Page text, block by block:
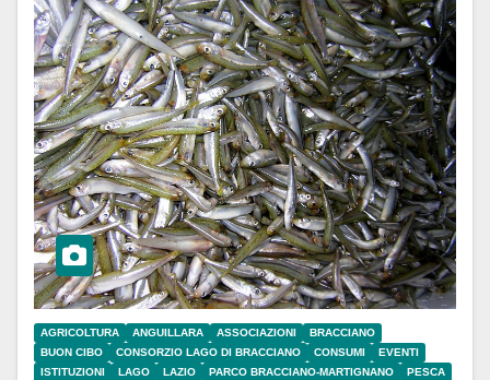
AGRICOLTURA ANGUILLARA ASSOCIAZIONI
BRACCIANO
BUON CIBO
CONSORZIO LAGO DI BRACCIANO CONSUMI
EVENTI
ISTITUZIONI
LAGO LAZIO PARCO BRACCIANO-MARTIGNANO
PESCA